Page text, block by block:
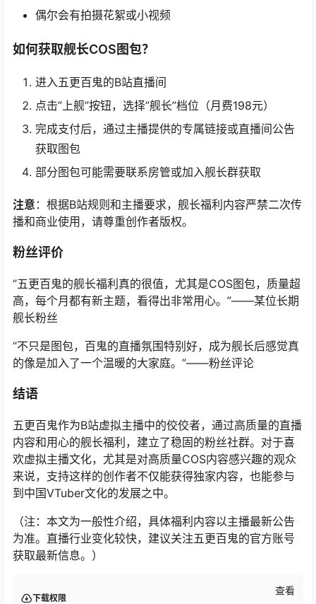
偶尔会有拍摄花絮或小视频
如何获取舰长COS图包？
进入五更百鬼的B站直播间
点击”上舰”按钮，选择”舰长”档位（月费198元）
完成支付后，通过主播提供的专属链接或直播间公告
获取图包
部分图包可能需要联系房管或加入舰长群获取
注意 ：根据B站规则和主播要求，舰长福利内容严禁二次传
播和商业使用，请尊重创作者版权。
粉丝评价
“五更百鬼的舰长福利真的很值，尤其是COS图包，质量超
高，每个月都有新主题，看得出非常用心。”——某位长期
舰长粉丝
“不只是图包，百鬼的直播氛围特别好，成为舰长后感觉真
的像是加入了一个温暖的大家庭。”——粉丝评论
结语
五更百鬼作为B站虚拟主播中的佼佼者，通过高质量的直播
内容和用心的舰长福利，建立了稳固的粉丝社群。对于喜
欢虚拟主播文化，尤其是对高质量COS内容感兴趣的观众
来说，支持这样的创作者不仅能获得独家内容，也能参与
到中国VTuber文化的发展之中。
（注：本文为一般性介绍，具体福利内容以主播最新公告
为准。直播行业变化较快，建议关注五更百鬼的官方账号
获取最新信息。）
下载权限
查看